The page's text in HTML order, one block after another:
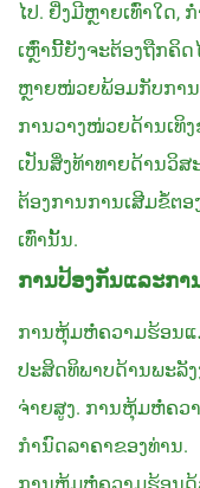
ໄປ. ຢິ່ງມີຫຼາຍເທົ່າໃດ,
ເຫຼົ່ານີ້ຍັງຈະຕ້ອງຖືກຄິ
ຫຼາຍໜ່ວຍພ້ອມກັບການ
ການວາງໜ່ວຍດ້ານເທິ
ເປັນສິ່ງທ້າທາຍດ້ານວິ
ຕ້ອງການການເສີມຂໍ້ຕ
ເທົ່ານັ້ນ.
ການປ້ອງກັນແລະກາ
ການຫຸ້ມຫໍ່ຄວາມຮ້ອນ
ປະສິດທິພາບດ້ານພະລັ
ຈ່າຍສູງ. ການຫຸ້ມຫໍ່ຄວ
ກຳນົດລາຄາຂອງທ່ານ.